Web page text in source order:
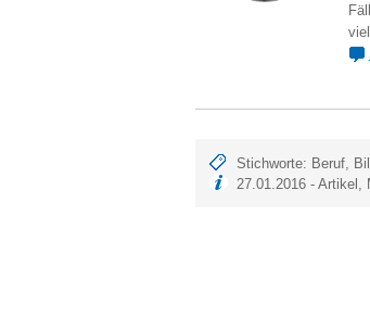
Stichworte: Beruf
27.01.2016 -Artikel